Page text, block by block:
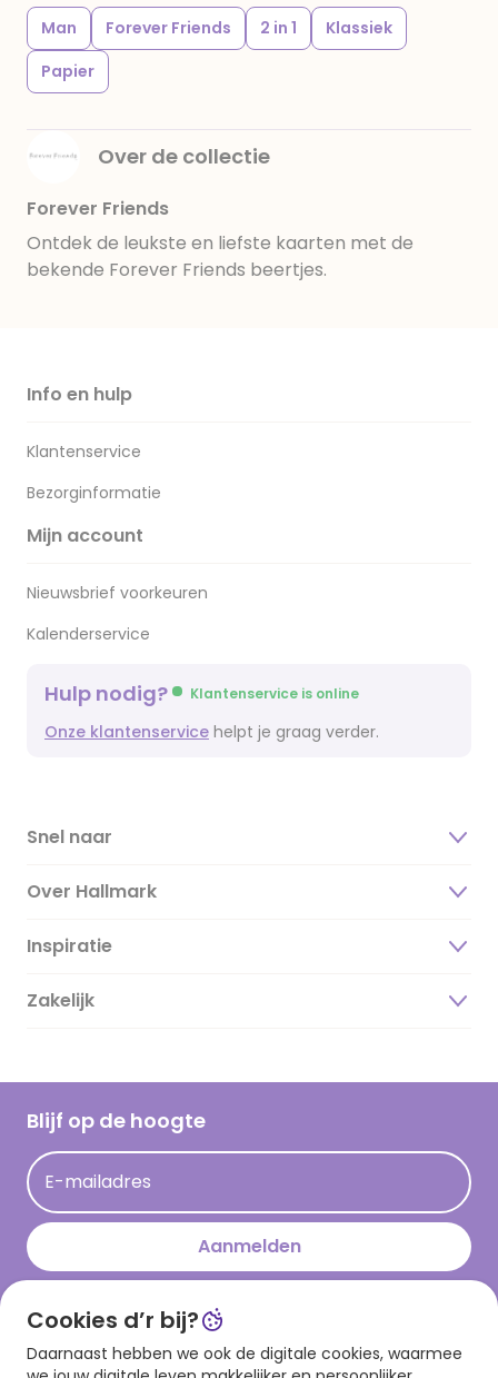
Man Forever Friends 2 in 1
Klassiek
Papier
Over de collectie
Forever Friends
Ontdek de leukste en liefste kaarten met de
bekende Forever Friends beertjes.
Info en hulp
Klantenservice
Bezorginformatie
Mijn account
Nieuwsbrief voorkeuren
Kalenderservice
Hulp nodig? Klantenservice is online
Onze klantenservice helpt je graag verder.
Snel naar
Over Hallmark
Over ons
Duurzaamheid
Hallmark Kaartclub
Acties
Persberichten
Inspiratie
Magazine
Cadeau inspiratie
Op kamp gedichten en versjes
Leuke en grappige op kamp teksten
kamppost inspiratie
Zakelijk
Blijf op de hoogte
E-mailadres
Aanmelden
Download onze app
Cookies d’r bij?
Daarnaast hebben we ook de digitale cookies, waarmee